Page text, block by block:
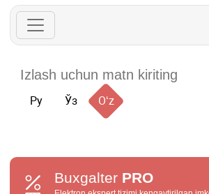
Ру Ўз Oʻz
Buxgalter PRO